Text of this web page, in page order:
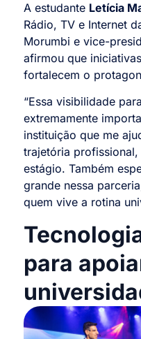
A estudante Letícia
Rádio, TV e Internet
Morumbi e vice-
afirmou que
fortalecem o
“Essa visibilidade
extremamente
instituição que me
trajetória
estágio. Também
grande nessa
quem vive a rotina
para